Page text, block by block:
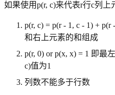
如果使用p(r, c)来代表r行c列
p(r, c) = p(r - 1, c - 1) +
和右上元素的和组成
p(r, 0) or p(x, x) = 1 即最
c)值为1
列数不能多于行数